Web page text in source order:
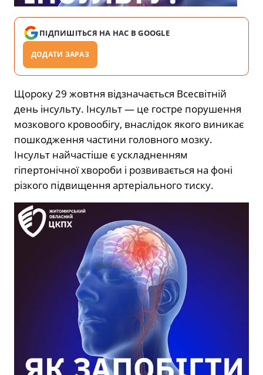
ПІДПИШІТЬСЯ НА НАС В GOOGLE
ДОДАТИ ЗАРАЗ
Щороку 29 жовтня відзначається Всесвітній
день інсульту. Інсульт — це гостре порушення
мозкового кровообігу, внаслідок якого виникає
пошкодження частини головного мозку.
Інсульт найчастіше є ускладненням
гіпертонічної хвороби і розвивається на фоні
різкого підвищення артеріального тиску.